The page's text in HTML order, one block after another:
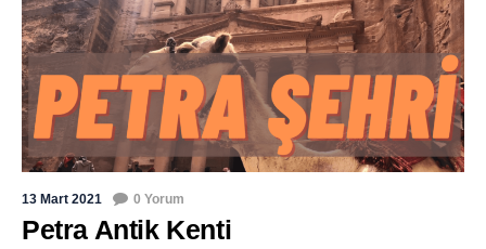
13 Mart 2021 0 Yorum
Petra Antik Kenti